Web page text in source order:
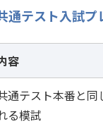
通テスト入試プ
容
通テスト本番と同
る模試